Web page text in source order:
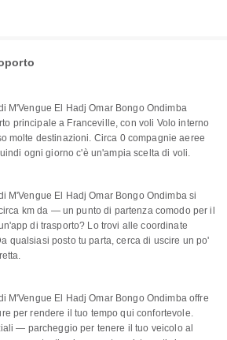
M'Vengue El Hadj Omar Bongo Ondimba
principale a Franceville, con voli Volo interno
molte destinazioni. Circa 0 compagnie aeree
ogni giorno c'è un'ampia scelta di voli.
M'Vengue El Hadj Omar Bongo Ondimba si
km da — un punto di partenza comodo per il
di trasporto? Lo trovi alle coordinate
qualsiasi posto tu parta, cerca di uscire un po'
M'Vengue El Hadj Omar Bongo Ondimba offre
per rendere il tuo tempo qui confortevole.
— parcheggio per tenere il tuo veicolo al